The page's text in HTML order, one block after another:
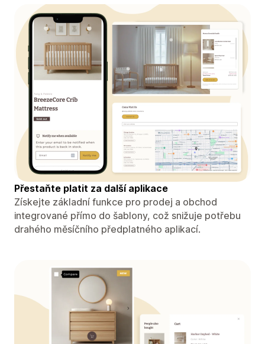
Přestaňte platit za další aplikace
Získejte základní funkce pro prodej a obchod
integrované přímo do šablony, což snižuje potřebu
drahého měsíčního předplatného aplikací.